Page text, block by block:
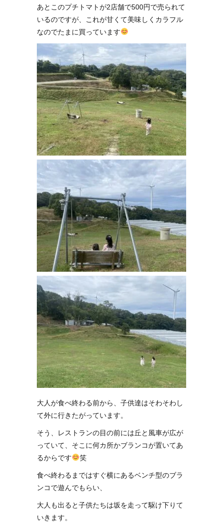
あとこのプチトマトが2店舗で500円で売られて
いるのですが、これが甘くて美味しくカラフル
なのでたまに買っています
大人が食べ終わる前から、子供達はそわそわし
て外に行きたがっています。
そう、レストランの目の前には丘と風車が広が
っていて、そこに何カ所かブランコが置いてあ
るからです
笑
食べ終わるまではすぐ横にあるベンチ型のブラ
ンコで遊んでもらい、
大人も出ると子供たちは坂を走って駆け下りて
いきます。